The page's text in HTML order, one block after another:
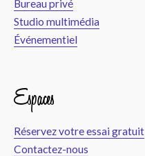
Bureau privé
Studio multimédia
Événementiel
Espaces
Réservez votre essai gratuit
Contactez-nous